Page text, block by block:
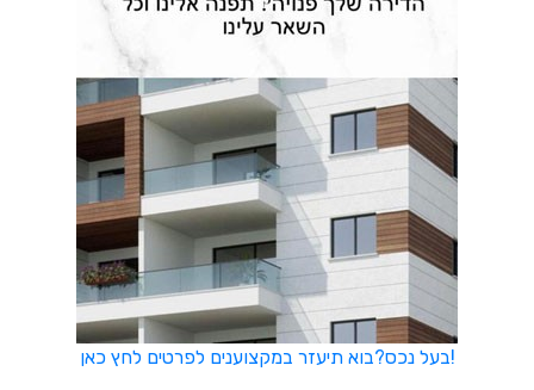
בעל נכס?בוא תיעזר במקצוענים לפרטים לחץ כאן!